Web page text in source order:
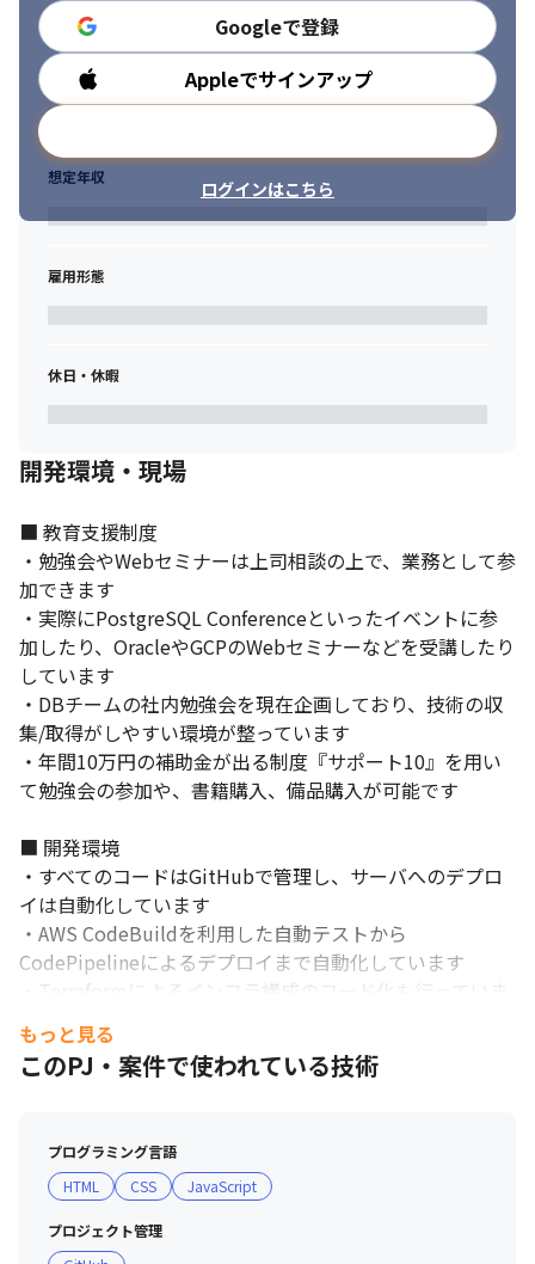
Googleで登録
Appleでサインアップ
ログインはこちら
勤務時間
想定年収
雇用形態
休日・休暇
開発環境・現場
■ 教育支援制度
・勉強会やWebセミナーは上司相談の上で、業務として参
加できます
・実際にPostgreSQL Conferenceといったイベントに参
加したり、OracleやGCPのWebセミナーなどを受講したり
しています
・DBチームの社内勉強会を現在企画しており、技術の収
集/取得がしやすい環境が整っています
・年間10万円の補助金が出る制度『サポート10』を用い
て勉強会の参加や、書籍購入、備品購入が可能です
■ 開発環境
・すべてのコードはGitHubで管理し、サーバへのデプロ
イは自動化しています
・AWS CodeBuildを利用した自動テストから
CodePipelineによるデプロイまで自動化しています
・Terraformによるインフラ構成のコード化も行っていま
す
・定型化された作業はできるだけ工夫して簡素化、自動化
し、やるべきことに集中していくという文化があります
れています
・他のメンバーのコードを見たり、ディスカッションを重
ねたりと、技術に対する知見を深める機会があります
もっと見る
このPJ・案件で使われている技術
プログラミング言語
HTML
CSS JavaScript
プロジェクト管理